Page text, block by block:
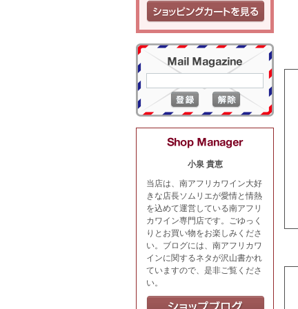
小泉 貴恵
当店は、南アフリカワイン大好
きな店長ソムリエが愛情と情熱
を込めて運営している南アフリ
カワイン専門店です。ごゆっく
りとお買い物をお楽しみくださ
い。ブログには、南アフリカワ
インに関するネタが沢山書かれ
ていますので、是非ご覧くださ
い。